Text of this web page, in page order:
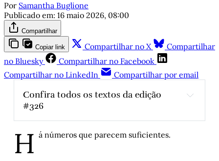
Por Samantha Buglione
Publicado em: 16 maio 2026, 08:00
Compartilhar
Copiar link Compartilhar no X
Compartilhar
no Bluesky
Compartilhar no Facebook
Compartilhar no LinkedIn
Compartilhar por email
Confira todos os textos da edição
#326
Ferreiros de Potengi e a cidade que não
dorme
H á números que parecem suficientes.